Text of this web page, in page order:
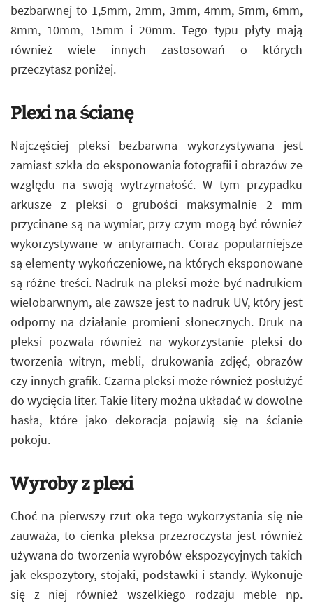
bezbarwnej to 1,5mm, 2mm, 3mm, 4mm, 5mm, 6mm,
8mm, 10mm, 15mm i 20mm. Tego typu płyty mają
również wiele innych zastosowań o których
przeczytasz poniżej.
Plexi na ścianę
Najczęściej pleksi bezbarwna wykorzystywana jest
zamiast szkła do eksponowania fotografii i obrazów ze
względu na swoją wytrzymałość. W tym przypadku
arkusze z pleksi o grubości maksymalnie 2 mm
przycinane są na wymiar, przy czym mogą być również
wykorzystywane w antyramach. Coraz popularniejsze
są elementy wykończeniowe, na których eksponowane
są różne treści. Nadruk na pleksi może być nadrukiem
wielobarwnym, ale zawsze jest to nadruk UV, który jest
odporny na działanie promieni słonecznych. Druk na
pleksi pozwala również na wykorzystanie pleksi do
tworzenia witryn, mebli, drukowania zdjęć, obrazów
czy innych grafik. Czarna pleksi może również posłużyć
do wycięcia liter. Takie litery można układać w dowolne
hasła, które jako dekoracja pojawią się na ścianie
pokoju.
Wyroby z plexi
Choć na pierwszy rzut oka tego wykorzystania się nie
zauważa, to cienka pleksa przezroczysta jest również
używana do tworzenia wyrobów ekspozycyjnych takich
jak ekspozytory, stojaki, podstawki i standy. Wykonuje
się z niej również wszelkiego rodzaju meble np.